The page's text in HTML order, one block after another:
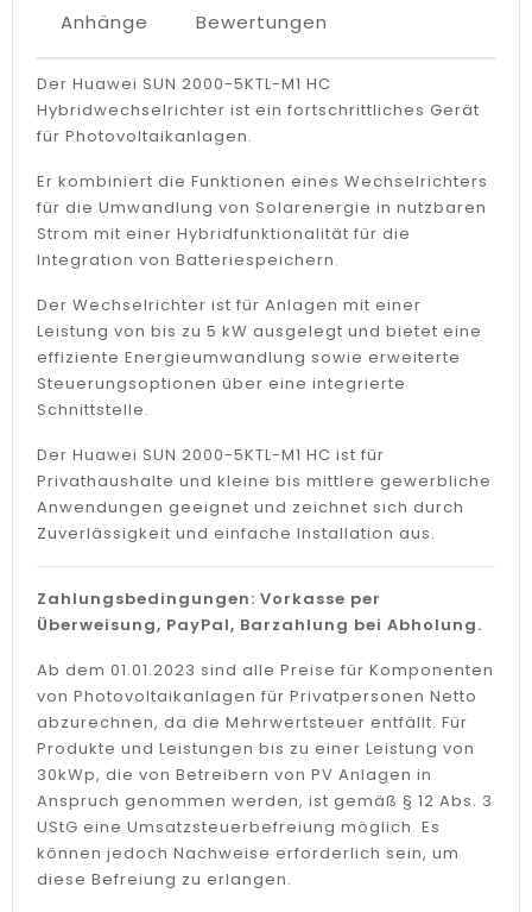
Anhänge Bewertungen
Der Huawei SUN 2000-5KTL-M1 HC
Hybridwechselrichter ist ein fortschrittliches Gerät
für Photovoltaikanlagen.
Er kombiniert die Funktionen eines Wechselrichters
für die Umwandlung von Solarenergie in nutzbaren
Strom mit einer Hybridfunktionalität für die
Integration von Batteriespeichern.
Der Wechselrichter ist für Anlagen mit einer
Leistung von bis zu 5 kW ausgelegt und bietet eine
effiziente Energieumwandlung sowie erweiterte
Steuerungsoptionen über eine integrierte
Schnittstelle.
Der Huawei SUN 2000-5KTL-M1 HC ist für
Privathaushalte und kleine bis mittlere gewerbliche
Anwendungen geeignet und zeichnet sich durch
Zuverlässigkeit und einfache Installation aus.
Zahlungsbedingungen: Vorkasse per
Überweisung, PayPal, Barzahlung bei Abholung.
Ab dem 01.01.2023 sind alle Preise für Komponenten
von Photovoltaikanlagen für Privatpersonen Netto
abzurechnen, da die Mehrwertsteuer entfällt. Für
Produkte und Leistungen bis zu einer Leistung von
30kWp, die von Betreibern von PV Anlagen in
Anspruch genommen werden, ist gemäß § 12 Abs. 3
UStG eine Umsatzsteuerbefreiung möglich. Es
können jedoch Nachweise erforderlich sein, um
diese Befreiung zu erlangen.